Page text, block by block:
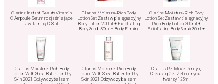
Clarins Instant Beauty Vitamin
C Ampoule Serum rozjaśniające
z witaminą C 8ml
Clarins Moisture-Rich Body
Lotion Set Zestaw pielęgnacyjny
Body Lotion 200ml + Exfoliating
Body Scrub 30ml + Body Firming
Clarins Moisture-Rich Body
Lotion Set Zestaw pielęgnacyjny
Rich Body Lotion 200ml +
Exfoliating Body Scrub 30ml +
Clarins Moisture-Rich Body
Lotion With Shea Butter for Dry
Skin 2021 Odżywczy balsam
Clarins Moisture-Rich Body
Lotion With Shea Butter for Dry
Skin 2021 Odżywczy balsam
Clarins Re-Move Purifyng
Cleasing Gel Żel do mycia
twarzy 125ml